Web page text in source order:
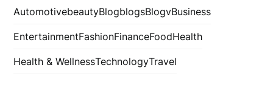
AutomotivebeautyBlogblogsBlogvBusiness
EntertainmentFashionFinanceFoodHealth
Health & WellnessTechnologyTravel